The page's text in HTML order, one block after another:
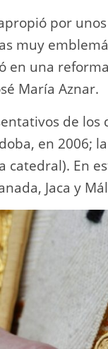
por
muy
en una
María Aznar.
de los
en 2006;
catedral). En
Jaca y